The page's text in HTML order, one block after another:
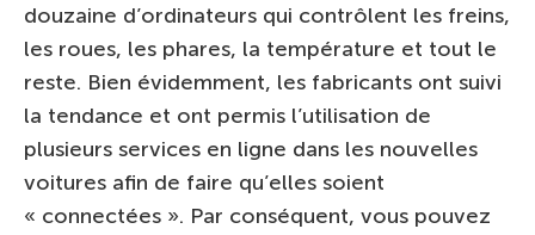
douzaine d’ordinateurs qui contrôlent les freins,
les roues, les phares, la température et tout le
reste. Bien évidemment, les fabricants ont suivi
la tendance et ont permis l’utilisation de
plusieurs services en ligne dans les nouvelles
voitures afin de faire qu’elles soient
« connectées ». Par conséquent, vous pouvez